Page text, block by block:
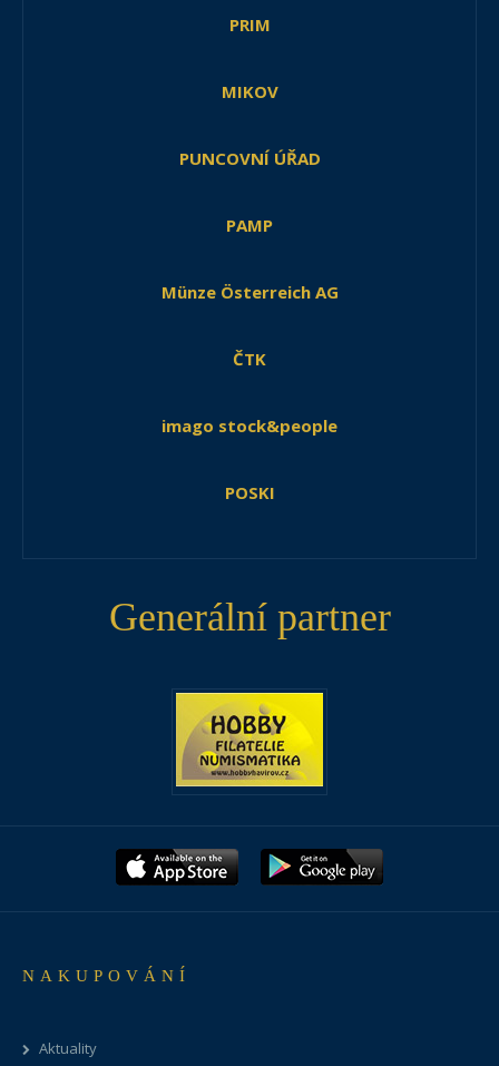
PRIM
MIKOV
PUNCOVNÍ ÚŘAD
PAMP
Münze Österreich AG
ČTK
imago stock&people
POSKI
Generální partner
NAKUPOVÁNÍ
Aktuality